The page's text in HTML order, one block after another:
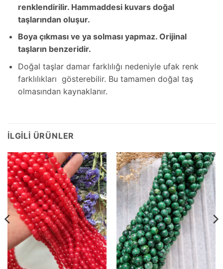
renklendirilir. Hammaddesi kuvars doğal
taşlarından oluşur.
Boya çıkması ve ya solması yapmaz. Orijinal
taşların benzeridir.
Doğal taşlar damar farklılığı nedeniyle ufak renk
farklılıkları gösterebilir. Bu tamamen doğal taş
olmasından kaynaklanır.
İLGILI ÜRÜNLER